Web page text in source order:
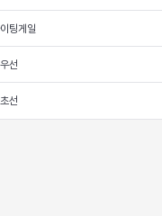
팅게일
선
선